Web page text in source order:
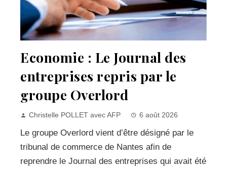
Economie : Le Journal des
entreprises repris par le
groupe Overlord
Christelle POLLET avec AFP 6 août 2026
Le groupe Overlord vient d’être désigné par le
tribunal de commerce de Nantes afin de
reprendre le Journal des entreprises qui avait été